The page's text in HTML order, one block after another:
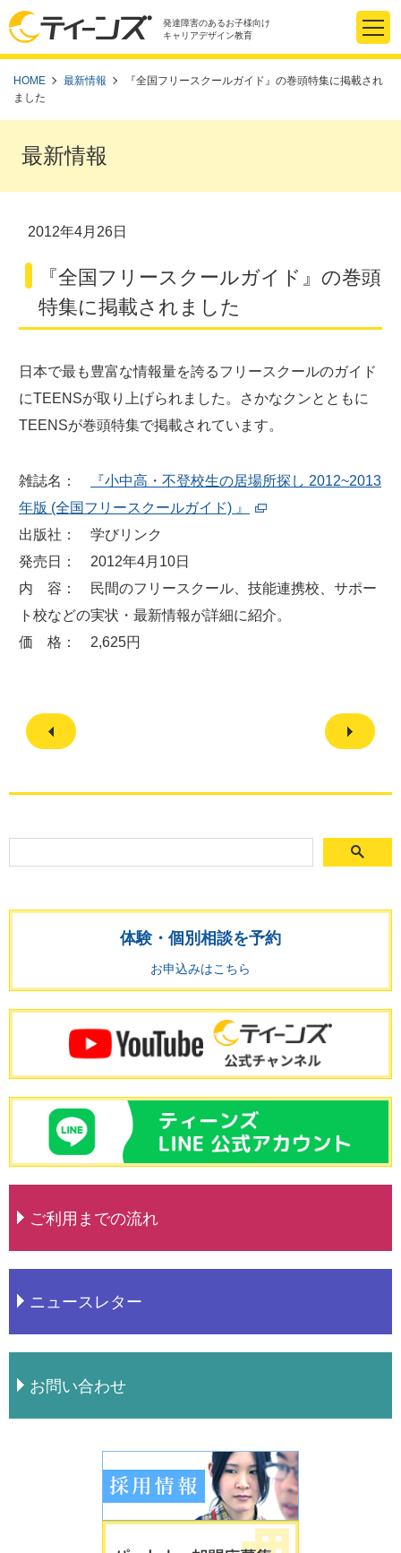
発達障害のあるお子様向け
キャリアデザイン教育
HOME 最新情報
『全国フリースクールガイド』の巻頭特集に掲載され
ました
最新情報
2012年4月26日
『全国フリースクールガイド』の巻頭
特集に掲載されました
日本で最も豊富な情報量を誇るフリースクールのガイド
にTEENSが取り上げられました。さかなクンとともに
TEENSが巻頭特集で掲載されています。
雑誌名：
『小中高・不登校生の居場所探し 2012~2013
年版 (全国フリースクールガイド) 』
出版社： 学びリンク
発売日： 2012年4月10日
内 容： 民間のフリースクール、技能連携校、サポー
ト校などの実状・最新情報が詳細に紹介。
価 格： 2,625円
体験・個別相談を予約
お申込みはこちら
ご利用までの流れ
ニュースレター
お問い合わせ